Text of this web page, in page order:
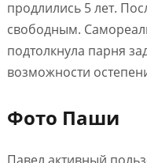
продлились 5 лет.
свободным.
подтолкнула парня
возможности
Фото Паши